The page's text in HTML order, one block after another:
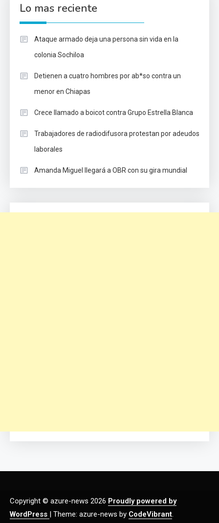
Lo mas reciente
Ataque armado deja una persona sin vida en la
colonia Sochiloa
Detienen a cuatro hombres por ab*so contra un
menor en Chiapas
Crece llamado a boicot contra Grupo Estrella Blanca
Trabajadores de radiodifusora protestan por adeudos
laborales
Amanda Miguel llegará a OBR con su gira mundial
Copyright © azure-news 2026 Proudly powered by
WordPress | Theme: azure-news by CodeVibrant